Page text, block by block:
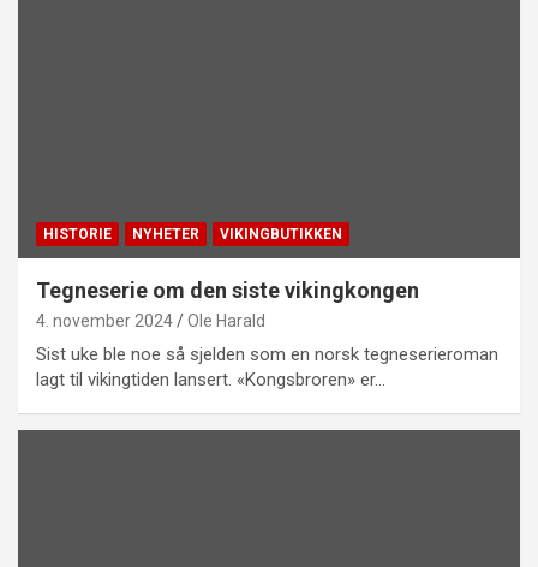
HISTORIE NYHETER VIKINGBUTIKKEN
Tegneserie om den siste vikingkongen
4. november 2024 Ole Harald
Sist uke ble noe så sjelden som en norsk tegneserieroman
lagt til vikingtiden lansert. «Kongsbroren» er…